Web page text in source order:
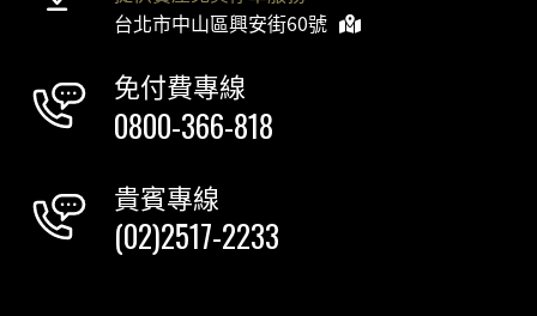
台北市中山區興安街60號
免付費專線
0800-366-818
貴賓專線
(02)2517-2233